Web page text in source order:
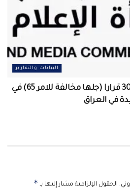
البيانات والتقارير
مقصلة تنتهك الدستور 30 قرارا (جلها مخالفة للامر 65) في
الحقول الإلزامية مشار إليها بـ *